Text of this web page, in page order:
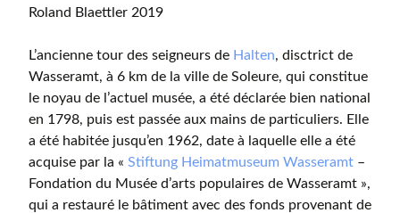
Roland Blaettler 2019
L’ancienne tour des seigneurs de Halten, disctrict de
Wasseramt, à 6 km de la ville de Soleure, qui constitue
le noyau de l’actuel musée, a été déclarée bien national
en 1798, puis est passée aux mains de particuliers. Elle
a été habitée jusqu’en 1962, date à laquelle elle a été
acquise par la « Stiftung Heimatmuseum Wasseramt –
Fondation du Musée d’arts populaires de Wasseramt »,
qui a restauré le bâtiment avec des fonds provenant de